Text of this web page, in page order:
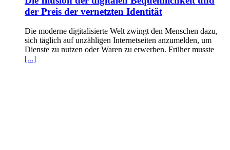
der Preis der vernetzten Identität
Die moderne digitalisierte Welt zwingt den Menschen dazu,
sich täglich auf unzähligen Internetseiten anzumelden, um
Dienste zu nutzen oder Waren zu erwerben. Früher musste
[...]